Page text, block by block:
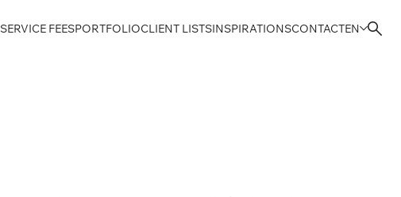
SERVICE FEESPORTFOLIOCLIENT LISTSINSPIRATIONSCONTACTEN